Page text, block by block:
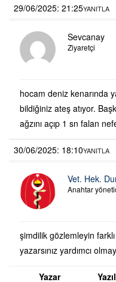
29/06/2025: 21:25YANITLA
Sevcanay
Ziyaretçi
hocam deniz kenarında
bildiğiniz ateş atıyor.
ağzını açıp 1 sn falan
30/06/2025: 18:10YANITLA
Vet. Hek.
Anahtar
şimdilik gözlemleyin
yazarsınız yardımcı
Yazar